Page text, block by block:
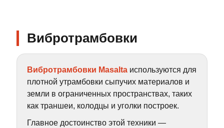
Вибротрамбовки
Вибротрамбовки Masalta используются для
плотной утрамбовки сыпучих материалов и
земли в ограниченных пространствах, таких
как траншеи, колодцы и уголки построек.
Главное достоинство этой техники —